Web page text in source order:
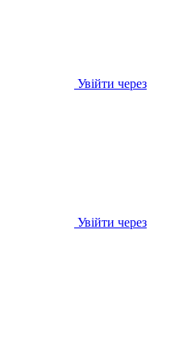
Увійти через
Увійти через